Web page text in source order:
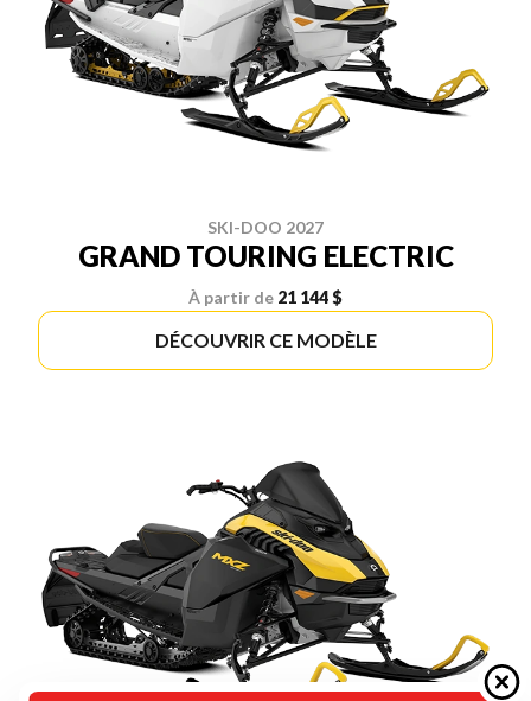
SKI-DOO 2027
GRAND TOURING ELECTRIC
À partir de 21 144 $
DÉCOUVRIR CE MODÈLE